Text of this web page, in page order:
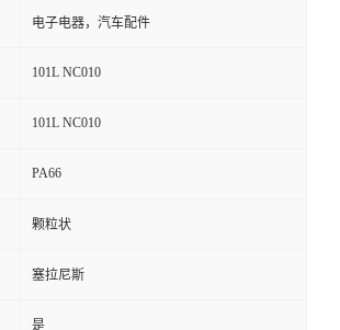
电子电器，汽车配件
101L NC010
101L NC010
PA66
颗粒状
塞拉尼斯
是